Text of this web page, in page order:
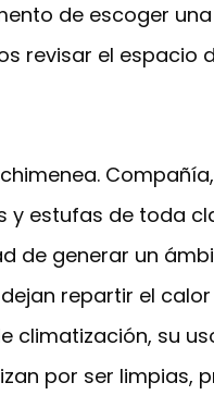
de escoger
revisar el
estufas de toda
de generar un
repartir el
su
por ser